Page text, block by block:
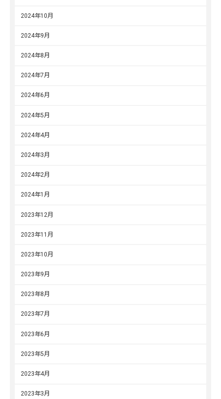
2024年10月
2024年9月
2024年8月
2024年7月
2024年6月
2024年5月
2024年4月
2024年3月
2024年2月
2024年1月
2023年12月
2023年11月
2023年10月
2023年9月
2023年8月
2023年7月
2023年6月
2023年5月
2023年4月
2023年3月